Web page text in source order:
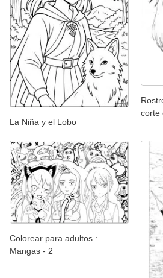
La Niña y el Lobo
corte
Colorear para adultos :
Mangas - 2